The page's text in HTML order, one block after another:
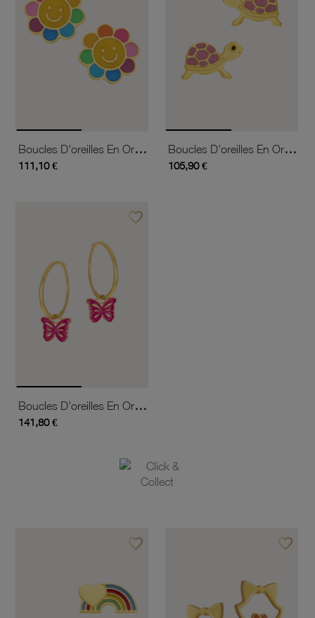
Boucles D'oreilles En Or Jaune Et Laque
111,10 €
Boucles D'oreilles En Or Jaune Et Laque De Couleur, Tortue
105,90 €
favorite_borderAjouter à vos favoris
Boucles D'oreilles En Or Jaune Et Laque Rose, Papillon
141,80 €
favorite_borderAjouter à vos favoris favorite_borderAjouter